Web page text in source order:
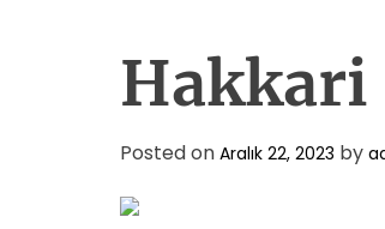
Hakkari
Posted on Aralık 22, 2023 by